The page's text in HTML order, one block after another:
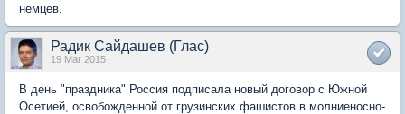
немцев.
Радик Сайдашев (Глас)
19 Mar 2015
В день "праздника" Россия подписала новый договор с Южной
Осетией, освобожденной от грузинских фашистов в молниеносно-